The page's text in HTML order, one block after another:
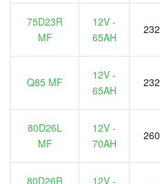
75D23R
MF
12V -
65AH
232
Q85 MF
12V -
65AH
232
80D26L
MF
12V -
70AH
260
80D26R
12V -